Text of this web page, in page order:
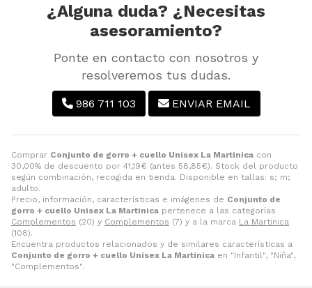
Comprar Conjunto de gorro + cuello Unisex La Martinica con
30,00% de descuento por 41,19€ (antes 58,85€). Stock del producto
según combinación, recogida en tienda. Disponible en tallas: s; m;
adulto.
Precio, información, características e imágenes de Conjunto de
gorro + cuello Unisex La Martinica pertenece a las categorías
Complementos (20) y Complementos (7) y a la marca La Martinica
(108).
Encuentra productos relacionados y de similares características a
Conjunto de gorro + cuello Unisex La Martinica en "Infantil", "Niña",
"Complementos".
¿Alguna duda? ¿Necesitas
asesoramiento?
Ponte en contacto con nosotros y
resolveremos tus dudas.
986 711 103 ENVIAR EMAIL